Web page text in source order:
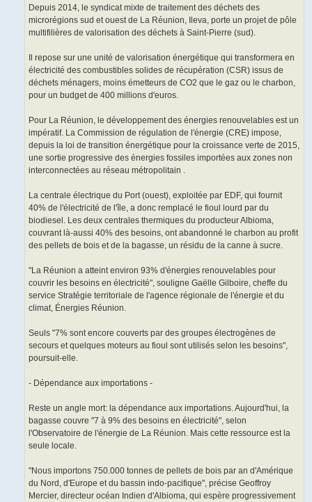
Depuis 2014, le syndicat mixte de traitement des déchets des
microrégions sud et ouest de La Réunion, Ileva, porte un projet de pôle
multifilières de valorisation des déchets à Saint-Pierre (sud).
Il repose sur une unité de valorisation énergétique qui transformera en
électricité des combustibles solides de récupération (CSR) issus de
déchets ménagers, moins émetteurs de CO2 que le gaz ou le charbon,
pour un budget de 400 millions d'euros.
Pour La Réunion, le développement des énergies renouvelables est un
impératif. La Commission de régulation de l'énergie (CRE) impose,
depuis la loi de transition énergétique pour la croissance verte de 2015,
une sortie progressive des énergies fossiles importées aux zones non
interconnectées au réseau métropolitain .
La centrale électrique du Port (ouest), exploitée par EDF, qui fournit
40% de l'électricité de l'île, a donc remplacé le fioul lourd par du
biodiesel. Les deux centrales thermiques du producteur Albioma,
couvrant là-aussi 40% des besoins, ont abandonné le charbon au profit
des pellets de bois et de la bagasse, un résidu de la canne à sucre.
"La Réunion a atteint environ 93% d'énergies renouvelables pour
couvrir les besoins en électricité", souligne Gaëlle Gilboire, cheffe du
service Stratégie territoriale de l'agence régionale de l'énergie et du
climat, Énergies Réunion.
Seuls "7% sont encore couverts par des groupes électrogènes de
secours et quelques moteurs au fioul sont utilisés selon les besoins",
poursuit-elle.
- Dépendance aux importations -
Reste un angle mort: la dépendance aux importations. Aujourd'hui, la
bagasse couvre "7 à 9% des besoins en électricité", selon
l'Observatoire de l'énergie de La Réunion. Mais cette ressource est la
seule locale.
"Nous importons 750.000 tonnes de pellets de bois par an d'Amérique
du Nord, d'Europe et du bassin indo-pacifique", précise Geoffroy
Mercier, directeur océan Indien d'Albioma, qui espère progressivement